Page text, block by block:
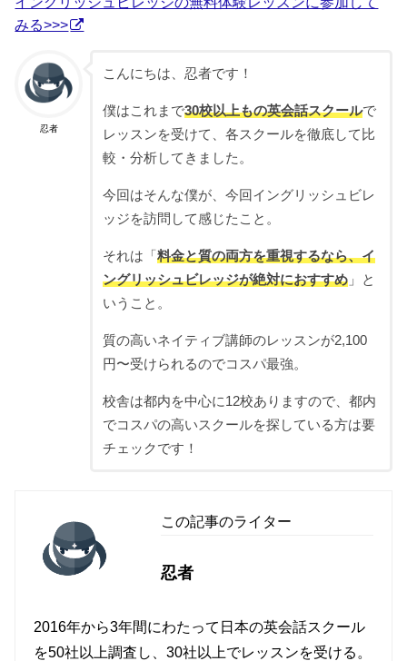
みる>>>
忍者
こんにちは、忍者です！
僕はこれまで30校以上もの英会話スクールで
レッスンを受けて、各スクールを徹底して比
較・分析してきました。
今回はそんな僕が、今回イングリッシュビレ
ッジを訪問して感じたこと。
それは「 料金と質の両方を重視するなら、イ
ングリッシュビレッジが絶対におすすめ」と
いうこと。
質の高いネイティブ講師のレッスンが2,100
円〜受けられるのでコスパ最強。
校舎は都内を中心に12校ありますので、都内
でコスパの高いスクールを探している方は要
チェックです！
この記事のライター
忍者
2016年から3年間にわたって日本の英会話スクール
を50社以上調査し、30社以上でレッスンを受ける。